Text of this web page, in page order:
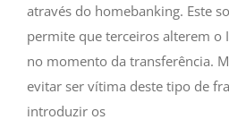
através do homebanking. Este
permite que terceiros alterem o
no momento da transferência.
evitar ser vítima deste tipo de
introduzir os